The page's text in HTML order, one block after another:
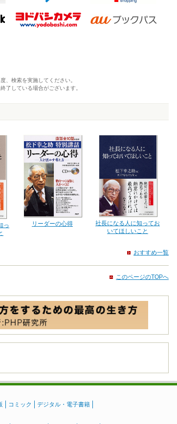
、検索を実施してください。
了している場合がございます。
っ
リーダーの心得
社長になる人に知ってお
いてほしいこと
おすすめ一覧
このページのTOPへ
コミック デジタル・電子書籍